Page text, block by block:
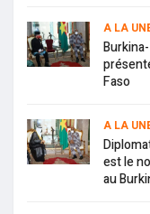
A LA
Faso
A LA
est le
au